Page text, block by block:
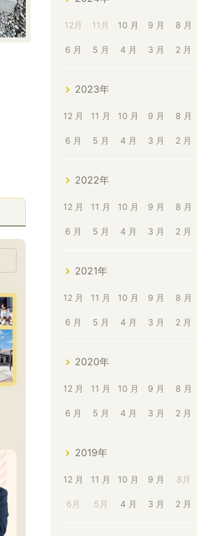
12月 11月 10 月 9 月 8 月
6 月 5 月 4 月 3 月 2 月
2023年
12 月 11 月 10 月 9 月 8 月
6 月 5 月 4 月 3 月 2 月
2022年
12 月 11 月 10 月 9 月 8 月
6 月 5 月 4 月 3 月 2 月
2021年
12 月 11 月 10 月 9 月 8 月
6 月 5 月 4 月 3 月 2 月
2020年
12 月 11 月 10 月 9 月 8 月
6 月 5 月 4 月 3 月 2 月
2019年
12 月 11 月 10 月 9 月 8月
6月 5月 4 月 3 月 2 月